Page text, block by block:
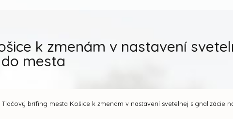
k zmenám v nastavení
mesta
Tlačový brífing mesta Košice k zmenám v nastavení svetelnej signalizácie